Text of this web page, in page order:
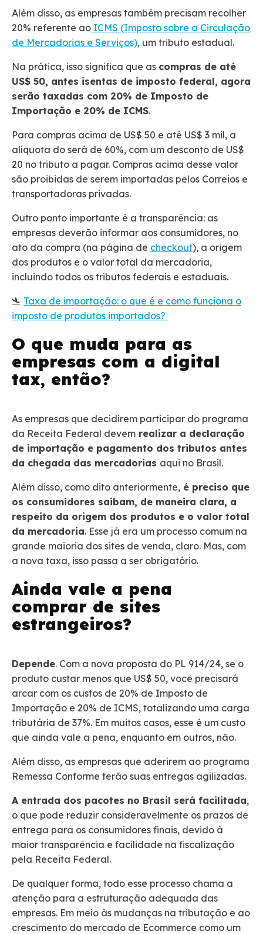
Além disso, as empresas também precisam recolher
20% referente ao ICMS (Imposto sobre a Circulação
de Mercadorias e Serviços), um tributo estadual.
Na prática, isso significa que as compras de até
US$ 50, antes isentas de imposto federal, agora
serão taxadas com 20% de Imposto de
Importação e 20% de ICMS.
Para compras acima de US$ 50 e até US$ 3 mil, a
alíquota do será de 60%, com um desconto de US$
20 no tributo a pagar. Compras acima desse valor
são proibidas de serem importadas pelos Correios e
transportadoras privadas.
Outro ponto importante é a transparência: as
empresas deverão informar aos consumidores, no
ato da compra (na página de checkout), a origem
dos produtos e o valor total da mercadoria,
incluindo todos os tributos federais e estaduais.
🛬 Taxa de importação: o que é e como funciona o
imposto de produtos importados?
O que muda para as
empresas com a digital
tax, então?
As empresas que decidirem participar do programa
da Receita Federal devem realizar a declaração
de importação e pagamento dos tributos antes
da chegada das mercadorias aqui no Brasil.
Além disso, como dito anteriormente, é preciso que
os consumidores saibam, de maneira clara, a
respeito da origem dos produtos e o valor total
da mercadoria. Esse já era um processo comum na
grande maioria dos sites de venda, claro. Mas, com
a nova taxa, isso passa a ser obrigatório.
Ainda vale a pena
comprar de sites
estrangeiros?
Depende. Com a nova proposta do PL 914/24, se o
produto custar menos que US$ 50, você precisará
arcar com os custos de 20% de Imposto de
Importação e 20% de ICMS, totalizando uma carga
tributária de 37%. Em muitos casos, esse é um custo
que ainda vale a pena, enquanto em outros, não.
Além disso, as empresas que aderirem ao programa
Remessa Conforme terão suas entregas agilizadas.
A entrada dos pacotes no Brasil será facilitada,
o que pode reduzir consideravelmente os prazos de
entrega para os consumidores finais, devido à
maior transparência e facilidade na fiscalização
pela Receita Federal.
De qualquer forma, todo esse processo chama a
atenção para a estruturação adequada das
empresas. Em meio às mudanças na tributação e ao
crescimento do mercado de Ecommerce como um